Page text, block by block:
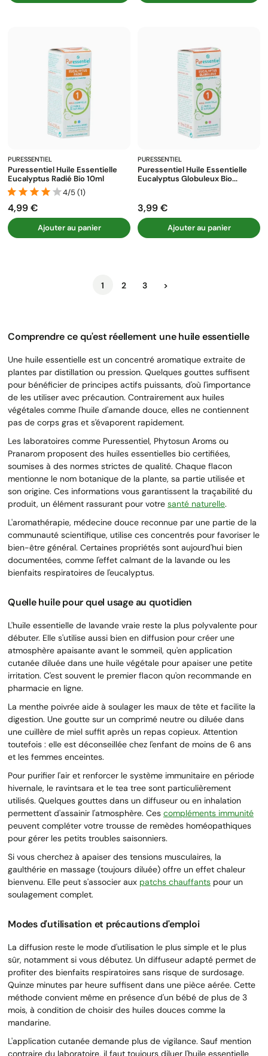
PURESSENTIEL
Puressentiel Huile Essentielle
Eucalyptus Radié Bio 10ml
4/5 (1)
Prix
4,99 €
Ajouter au panier
PURESSENTIEL
Puressentiel Huile Essentielle
Eucalyptus Globuleux Bio...
Prix
3,99 €
Ajouter au panier
1 2 3 Suivant
>
Comprendre ce qu'est réellement une huile essentielle
Une huile essentielle est un concentré aromatique extraite de
plantes par distillation ou pression. Quelques gouttes suffisent
pour bénéficier de principes actifs puissants, d'où l'importance
de les utiliser avec précaution. Contrairement aux huiles
végétales comme l'huile d'amande douce, elles ne contiennent
pas de corps gras et s'évaporent rapidement.
Les laboratoires comme Puressentiel, Phytosun Aroms ou
Pranarom proposent des huiles essentielles bio certifiées,
soumises à des normes strictes de qualité. Chaque flacon
mentionne le nom botanique de la plante, sa partie utilisée et
son origine. Ces informations vous garantissent la traçabilité du
produit, un élément rassurant pour votre santé naturelle.
L'aromathérapie, médecine douce reconnue par une partie de la
communauté scientifique, utilise ces concentrés pour favoriser le
bien-être général. Certaines propriétés sont aujourd'hui bien
documentées, comme l'effet calmant de la lavande ou les
bienfaits respiratoires de l'eucalyptus.
Quelle huile pour quel usage au quotidien
L'huile essentielle de lavande vraie reste la plus polyvalente pour
débuter. Elle s'utilise aussi bien en diffusion pour créer une
atmosphère apaisante avant le sommeil, qu'en application
cutanée diluée dans une huile végétale pour apaiser une petite
irritation. C'est souvent le premier flacon qu'on recommande en
pharmacie en ligne.
La menthe poivrée aide à soulager les maux de tête et facilite la
digestion. Une goutte sur un comprimé neutre ou diluée dans
une cuillère de miel suffit après un repas copieux. Attention
toutefois : elle est déconseillée chez l'enfant de moins de 6 ans
et les femmes enceintes.
Pour purifier l'air et renforcer le système immunitaire en période
hivernale, le ravintsara et le tea tree sont particulièrement
utilisés. Quelques gouttes dans un diffuseur ou en inhalation
permettent d'assainir l'atmosphère. Ces compléments immunité
peuvent compléter votre trousse de remèdes homéopathiques
pour gérer les petits troubles saisonniers.
Si vous cherchez à apaiser des tensions musculaires, la
gaulthérie en massage (toujours diluée) offre un effet chaleur
bienvenu. Elle peut s'associer aux patchs chauffants pour un
soulagement complet.
Modes d'utilisation et précautions d'emploi
La diffusion reste le mode d'utilisation le plus simple et le plus
sûr, notamment si vous débutez. Un diffuseur adapté permet de
profiter des bienfaits respiratoires sans risque de surdosage.
Quinze minutes par heure suffisent dans une pièce aérée. Cette
méthode convient même en présence d'un bébé de plus de 3
mois, à condition de choisir des huiles douces comme la
mandarine.
L'application cutanée demande plus de vigilance. Sauf mention
contraire du laboratoire, il faut toujours diluer l'huile essentielle